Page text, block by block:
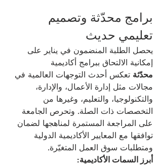
برامج محدّثة وتصميم
تعليمي حديث
يحصل الطلبة المنضمون في يناير على
إمكانية الالتحاق ببرامج أكاديمية
محدّثة تعكس أحدث التوجهات العالمية في
مجالات مثل إدارة الأعمال، والإدارة،
والتكنولوجيا، والتعليم، وغيرها من
التخصصات ذات الصلة. وتحرص الجامعة
على المراجعة المستمرة لمناهجها لضمان
توافقها مع المعايير الأكاديمية الدولية
ومتطلبات سوق العمل المتغيّرة.
أبرز السمات الأكاديمية: